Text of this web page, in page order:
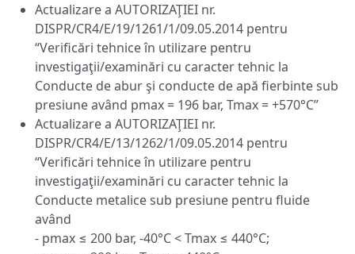
Actualizare a AUTORIZAŢIEI nr.
DISPR/CR4/E/19/1261/1/09.05.2014 pentru
“Verificări tehnice în utilizare pentru
investigaţii/examinări cu caracter tehnic la
Conducte de abur şi conducte de apă fierbinte sub
presiune având pmax = 196 bar, Tmax = +570°C”
Actualizare a AUTORIZAŢIEI nr.
DISPR/CR4/E/13/1262/1/09.05.2014 pentru
“Verificări tehnice în utilizare pentru
investigaţii/examinări cu caracter tehnic la
Conducte metalice sub presiune pentru fluide
având
- pmax ≤ 200 bar, -40°C < Tmax ≤ 440°C;